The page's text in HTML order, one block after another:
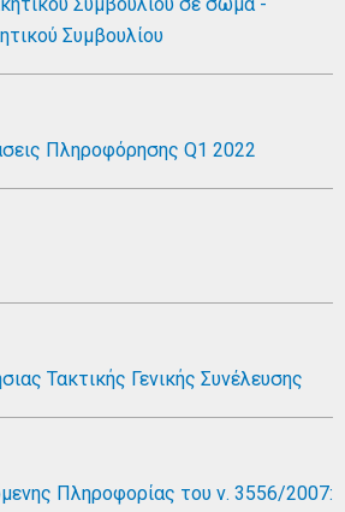
Συμβουλίου
Πληροφόρησης Q1 2022
Τακτικής Γενικής Συνέλευσης
Πληροφορίας του ν. 3556/2007: